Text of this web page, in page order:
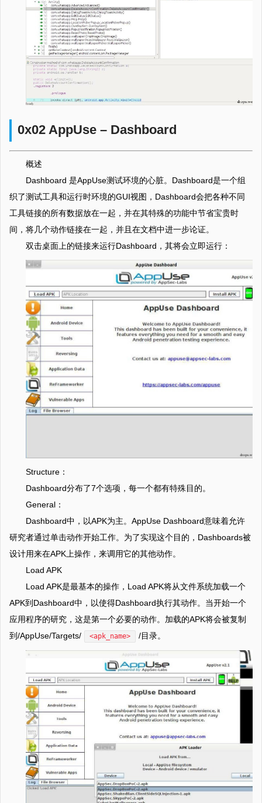
0x02 AppUse – Dashboard
概述
Dashboard 是AppUse测试环境的心脏。Dashboard是一个组
织了测试工具和运行时环境的GUI视图，Dashboard会把各种不同
工具链接的所有数据放在一起，并在其特殊的功能中节省宝贵时
间，将几个动作链接在一起，并且在文档中进一步论证。
双击桌面上的链接来运行Dashboard，其将会立即运行：
Structure：
Dashboard分布了7个选项，每一个都有特殊目的。
General：
Dashboard中，以APK为主。AppUse Dashboard意味着允许
研究者通过单击动作开始工作。为了实现这个目的，Dashboards被
设计用来在APK上操作，来调用它的其他动作。
Load APK
Load APK是最基本的操作，Load APK将从文件系统加载一个
APK到Dashboard中，以使得Dashboard执行其动作。当开始一个
应用程序的研究，这是第一个必要的动作。加载的APK将会被复制
到/AppUse/Targets/
<apk_name> /目录。